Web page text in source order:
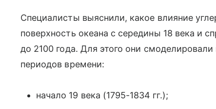
Специалисты выяснили, какое влияние
поверхность океана с середины 18 века и
до 2100 года. Для этого они
периодов времени:
начало 19 века (1795-1834 гг.);